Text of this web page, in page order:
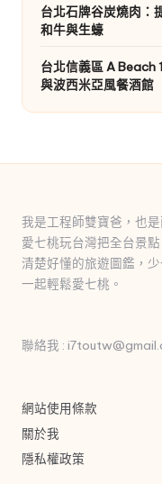
台北石牌谷炭燒肉：
和牛與生蠔
台北信義區 A Beach
與波西米亞風餐酒館
我是工程師雙寶爸，也
愛七桃玩台灣把全台景
清楚好懂的旅遊圖鑑，
一起輕鬆愛七桃。
聯絡我 :
網站使用條款
關於我
隱私權政策